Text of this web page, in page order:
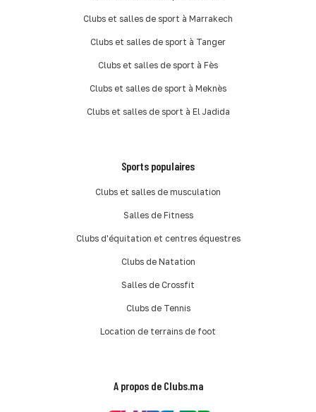
Clubs et salles de sport à Marrakech
Clubs et salles de sport à Tanger
Clubs et salles de sport à Fès
Clubs et salles de sport à Meknès
Clubs et salles de sport à El Jadida
Sports populaires
Clubs et salles de musculation
Salles de Fitness
Clubs d'équitation et centres équestres
Clubs de Natation
Salles de Crossfit
Clubs de Tennis
Location de terrains de foot
A propos de Clubs.ma